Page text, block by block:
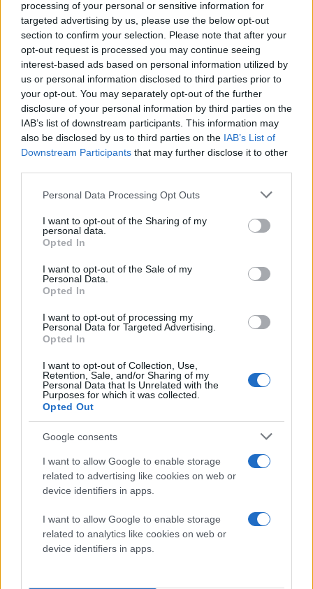
processing of your personal or sensitive information for
targeted advertising by us, please use the below opt-out
section to confirm your selection. Please note that after your
opt-out request is processed you may continue seeing
interest-based ads based on personal information utilized by
us or personal information disclosed to third parties prior to
your opt-out. You may separately opt-out of the further
disclosure of your personal information by third parties on the
IAB’s list of downstream participants. This information may
also be disclosed by us to third parties on the IAB’s List of
Downstream Participants that may further disclose it to other
Please note that this website/app uses one or more Google
not limited to your visit or usage behaviour. You may click to
grant or deny consent to Google and its third-party tags to
use your data for below specified purposes in below Google
consent section.
Personal Data Processing Opt Outs
I want to opt-out of the Sharing of my
personal data.
Opted In
I want to opt-out of the Sale of my
Personal Data.
Opted In
I want to opt-out of processing my
Personal Data for Targeted Advertising.
Opted In
I want to opt-out of Collection, Use,
Retention, Sale, and/or Sharing of my
Personal Data that Is Unrelated with the
Purposes for which it was collected.
Opted Out
Google consents
I want to allow Google to enable storage
related to advertising like cookies on web or
device identifiers in apps.
I want to allow Google to enable storage
related to analytics like cookies on web or
device identifiers in apps.
Πιο συγκεκριμένα, η Apple κατόρθωσε να τερματίσει
εσόδων των κινητών τηλεφώνων, αφήνοντας αρκετά
πίσω της όλες τις υπόλοιπες εταιρείες. Ακολουθούν η
Samsungμε ποσοστό 29%, η με 9%, ηRIM